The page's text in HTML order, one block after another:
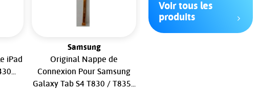
iPad
Samsung
Original Nappe de
Connexion Pour Samsung
Galaxy Tab S4 T830 / T835...
Voir tous les
produits